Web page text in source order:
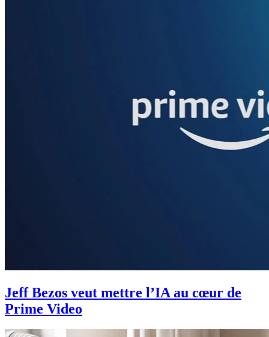
Jeff Bezos veut mettre l’IA au cœur de
Prime Video